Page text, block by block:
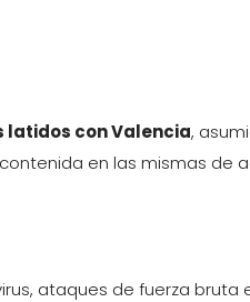
latidos con Valencia,
en las mismas de
ataques de fuerza bruta